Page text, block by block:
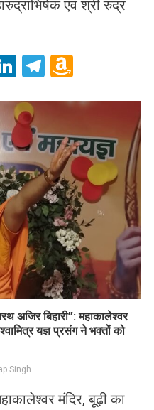
एवं श्री रुद्र
LinkedIn
Telegram
List
अजिर बिहारी”: महाकालेश्वर
यज्ञ प्रसंग ने भक्तों को
Singh
मंदिर, बूढ़ी का